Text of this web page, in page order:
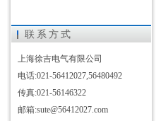
联系方式
上海徐吉电气有限公司
电话:021-56412027,56480492
传真:021-56146322
邮箱:sute@56412027.com